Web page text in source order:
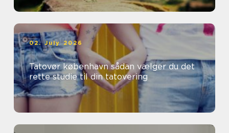
02. July 2026
Tatovør københavn sådan vælger du det
rette studie til din tatovering